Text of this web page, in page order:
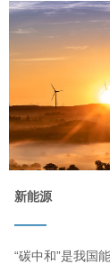
新能源
——
“碳中和”是我国